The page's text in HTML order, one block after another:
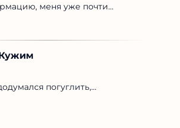
меня уже почти...
погуглить,...